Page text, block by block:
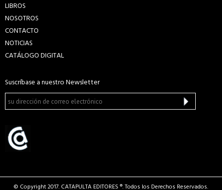
LIBROS
NOSOTROS
CONTACTO
NOTICIAS
CATÁLOGO DIGITAL
Suscríbase a nuestro Newsletter
© Copyright 2017. CATAPULTA EDITORES ®. Todos los Derechos Reservados.